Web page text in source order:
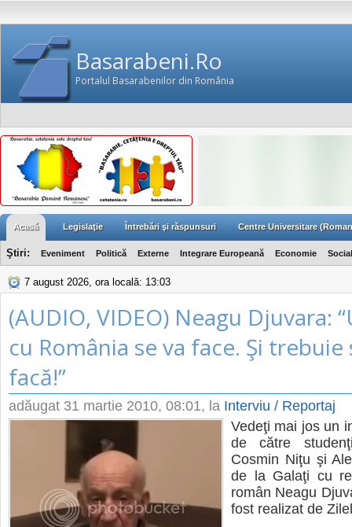
Basarabeni.Ro
Portalul Basarabenilor din România
Acasă Legislaţie Întrebări şi răspunsuri Centre Universitare
Ştiri: Eveniment Politică Externe Integrare Europeană Economie Social
7 august 2026, ora locală: 13:03
(AUDIO, VIDEO) Neagu Djuvara:
cu România se va face. Şi trebuie
facă!”
adăugat 31 martie 2010, 08:01, la Interviu / Reportaj
Vedeţi mai jos un
de către
Cosmin Niţu şi
de la Galaţi cu
român Neagu
fost realizat de